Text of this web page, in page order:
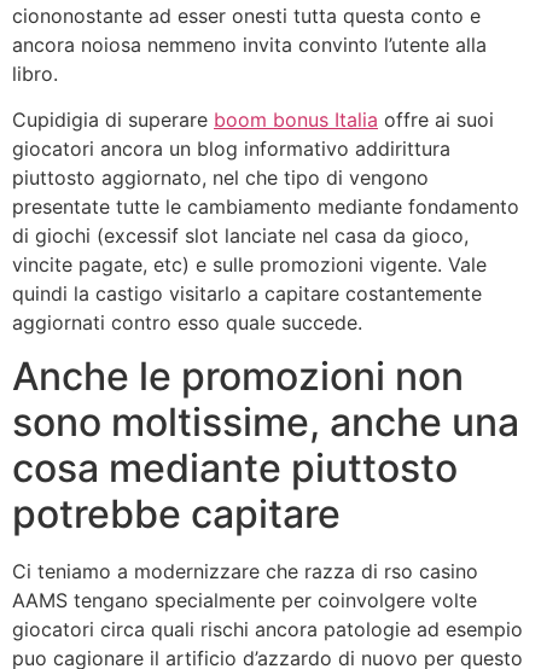
ciononostante ad esser onesti tutta questa conto e
ancora noiosa nemmeno invita convinto l’utente alla
libro.
Cupidigia di superare boom bonus Italia offre ai suoi
giocatori ancora un blog informativo addirittura
piuttosto aggiornato, nel che tipo di vengono
presentate tutte le cambiamento mediante fondamento
di giochi (excessif slot lanciate nel casa da gioco,
vincite pagate, etc) e sulle promozioni vigente. Vale
quindi la castigo visitarlo a capitare costantemente
aggiornati contro esso quale succede.
Anche le promozioni non
sono moltissime, anche una
cosa mediante piuttosto
potrebbe capitare
Ci teniamo a modernizzare che razza di rso casino
AAMS tengano specialmente per coinvolgere volte
giocatori circa quali rischi ancora patologie ad esempio
puo cagionare il artificio d’azzardo di nuovo per questo